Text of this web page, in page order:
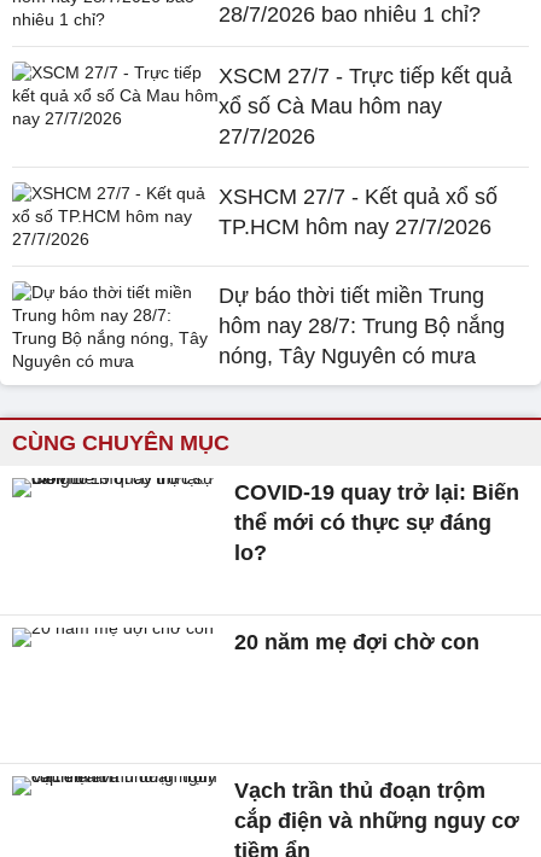
28/7/2026 bao nhiêu 1 chỉ?
XSCM 27/7 - Trực tiếp kết quả
xổ số Cà Mau hôm nay
27/7/2026
XSHCM 27/7 - Kết quả xổ số
TP.HCM hôm nay 27/7/2026
Dự báo thời tiết miền Trung
hôm nay 28/7: Trung Bộ nắng
nóng, Tây Nguyên có mưa
CÙNG CHUYÊN MỤC
COVID-19 quay trở lại: Biến
thể mới có thực sự đáng
lo?
20 năm mẹ đợi chờ con
Vạch trần thủ đoạn trộm
cắp điện và những nguy cơ
tiềm ẩn